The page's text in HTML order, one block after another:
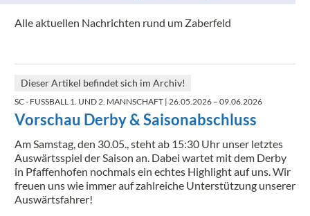
Alle aktuellen Nachrichten rund um Zaberfeld
Dieser Artikel befindet sich im Archiv!
SC - FUSSBALL 1. UND 2. MANNSCHAFT | 26.05.2026 – 09.06.2026
Vorschau Derby & Saisonabschluss
Am Samstag, den 30.05., steht ab 15:30 Uhr unser letztes
Auswärtsspiel der Saison an. Dabei wartet mit dem Derby
in Pfaffenhofen nochmals ein echtes Highlight auf uns. Wir
freuen uns wie immer auf zahlreiche Unterstützung unserer
Auswärtsfahrer!